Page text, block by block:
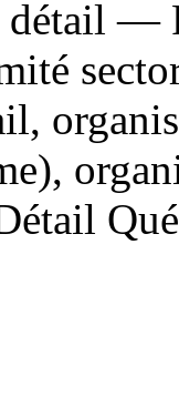
détail —